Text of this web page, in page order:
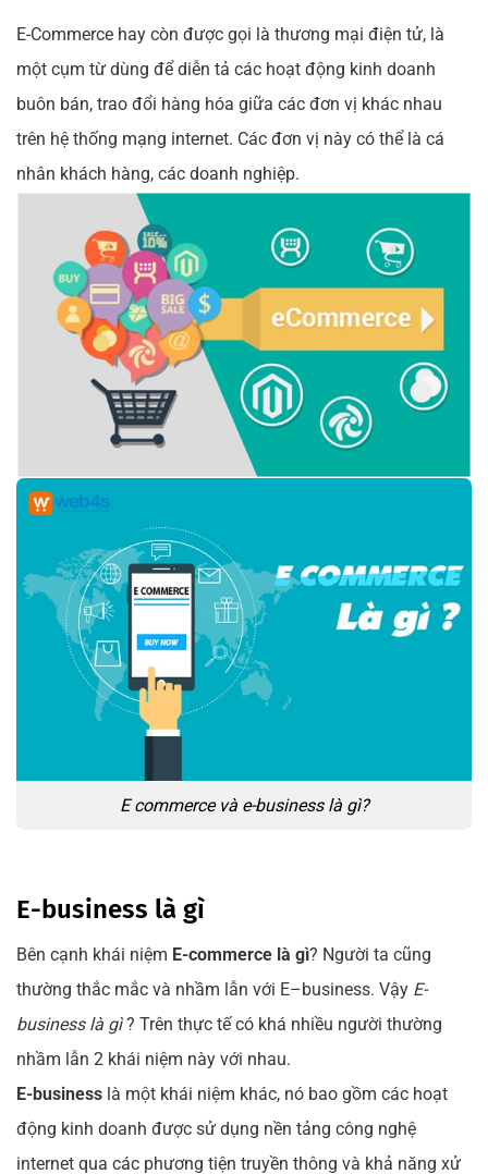
E-Commerce hay còn được gọi là thương mại điện tử, là
một cụm từ dùng để diễn tả các hoạt động kinh doanh
buôn bán, trao đổi hàng hóa giữa các đơn vị khác nhau
trên hệ thống mạng internet. Các đơn vị này có thể là cá
nhân khách hàng, các doanh nghiệp.
E commerce và e-business là gì?
E-business là gì
Bên cạnh khái niệm E-commerce là gì? Người ta cũng
thường thắc mắc và nhầm lẫn với E–business. Vậy E-
business là gì? Trên thực tế có khá nhiều người thường
nhầm lẫn 2 khái niệm này với nhau.
E-business là một khái niệm khác, nó bao gồm các hoạt
động kinh doanh được sử dụng nền tảng công nghệ
internet qua các phương tiện truyền thông và khả năng xử